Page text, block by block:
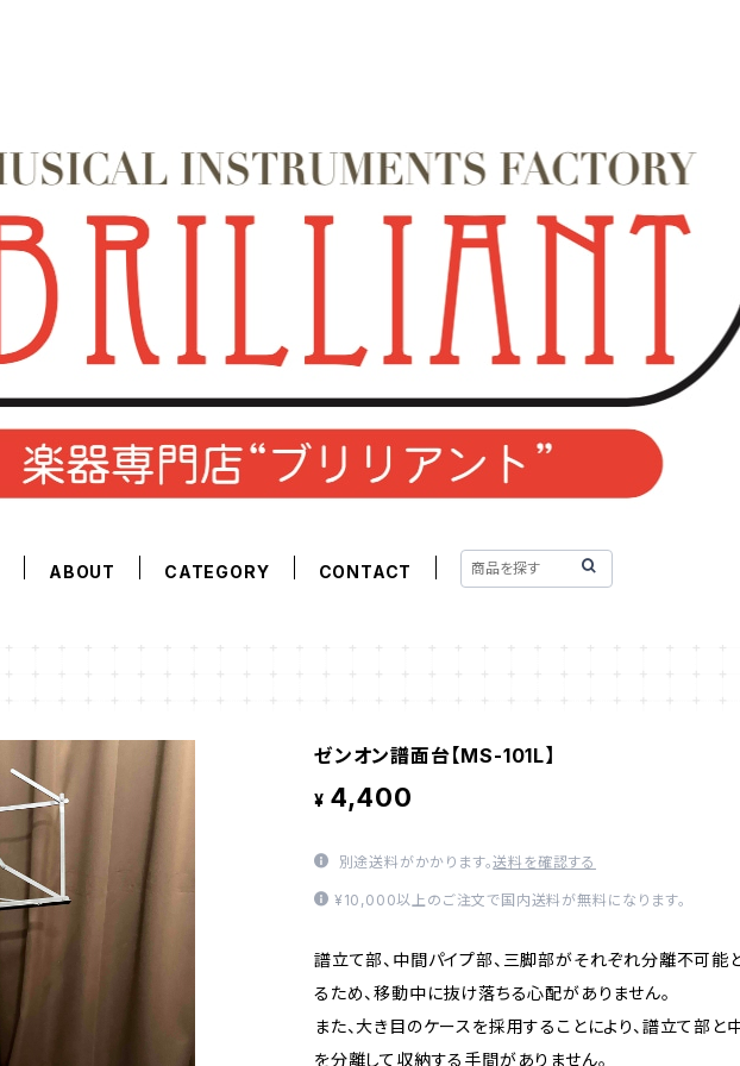
ABOUT CATEGORY CONTACT
ゼンオン譜面台【MS-101L】
¥ 4,400
別途送料がかかります。送料を確認する
¥10,000以上のご注文で国内送料が無料になります。
譜立て部、中間パイプ部、三脚部がそれぞれ分離不可能
るため、移動中に抜け落ちる心配がありません。
また、大き目のケースを採用することにより、譜立て部と
を分離して収納する手間がありません。